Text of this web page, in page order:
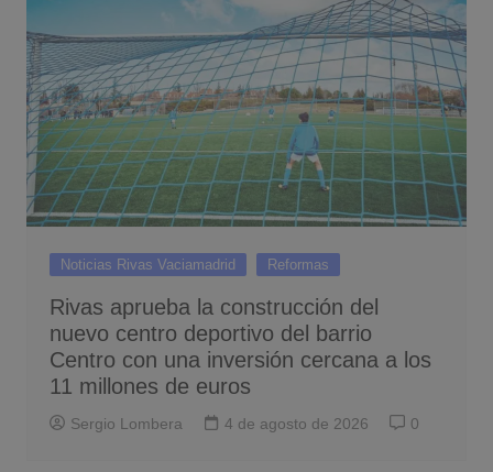
Noticias Rivas Vaciamadrid Reformas
Rivas aprueba la construcción del
nuevo centro deportivo del barrio
Centro con una inversión cercana a los
11 millones de euros
Sergio Lombera 4 de agosto de 2026 0